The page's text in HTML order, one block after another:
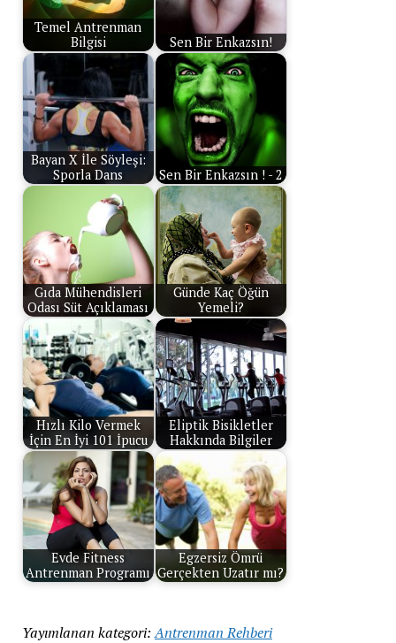
Temel Antrenman
Bilgisi
Sen Bir Enkazsın!
Bayan X İle Söyleşi:
Sporla Dans
Sen Bir Enkazsın ! - 2
Gıda Mühendisleri
Odası Süt Açıklaması
Günde Kaç Öğün
Yemeli?
Hızlı Kilo Vermek
İçin En İyi 101 İpucu
Eliptik Bisikletler
Hakkında Bilgiler
Evde Fitness
Antrenman Programı
Egzersiz Ömrü
Gerçekten Uzatır mı?
Yayımlanan kategori: Antrenman Rehberi